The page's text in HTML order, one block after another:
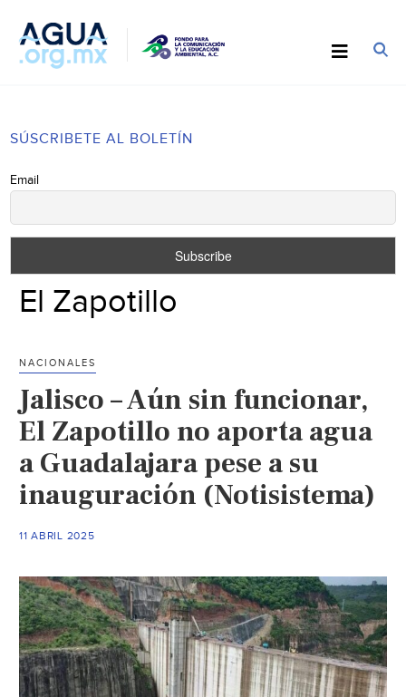
SÚSCRIBETE AL BOLETÍN
Email
El Zapotillo
NACIONALES
Jalisco – Aún sin funcionar,
El Zapotillo no aporta agua
a Guadalajara pese a su
inauguración (Notisistema)
11 ABRIL 2025